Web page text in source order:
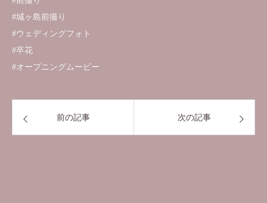
#城ヶ島前撮り
#ウェディングフォト
#卒花
#オープニングムービー
前の記事 次の記事